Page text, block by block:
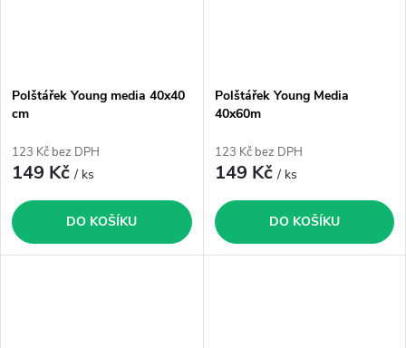
Polštářek Young media 40x40
cm
123 Kč bez DPH
149 Kč/ ks
DO KOŠÍKU
Polštářek Young Media
40x60m
123 Kč bez DPH
149 Kč/ ks
DO KOŠÍKU